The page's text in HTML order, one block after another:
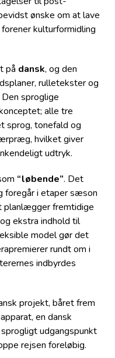
ønske om at lave
kulturformidling
på dansk, og den
rulletekster og
Den sproglige
alle tre
sprog, tonefald og
hvilket giver
udtryk.
“løbende”. Det
foregår i etaper sæson
planlægger fremtidige
ekstra indhold til
model gør det
rundt om i
indbyrdes
projekt, båret frem
en dansk
udgangspunkt
rejsen foreløbig.